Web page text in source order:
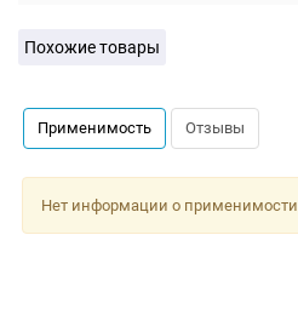
Похожие товары
Применимость Отзывы
Нет информации о применимости